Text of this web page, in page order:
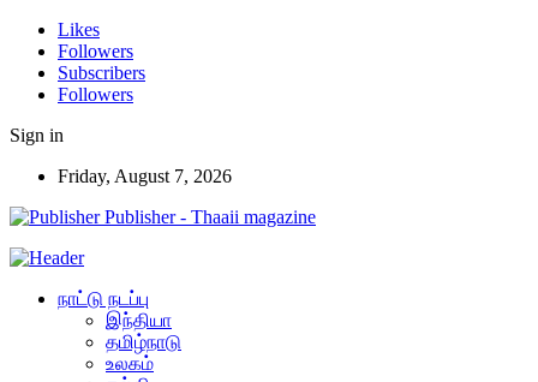
Likes
Followers
Subscribers
Followers
Sign in
Friday, August 7, 2026
Publisher - Thaaii magazine
நாட்டு நடப்பு
இந்தியா
தமிழ்நாடு
உலகம்